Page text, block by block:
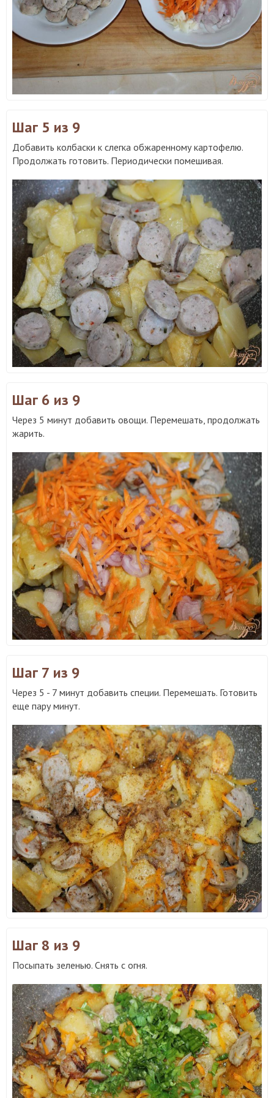
Шаг 5 из 9
Добавить колбаски к слегка обжаренному картофелю.
Продолжать готовить. Периодически помешивая.
Шаг 6 из 9
Через 5 минут добавить овощи. Перемешать, продолжать
жарить.
Шаг 7 из 9
Через 5 - 7 минут добавить специи. Перемешать. Готовить
еще пару минут.
Шаг 8 из 9
Посыпать зеленью. Снять с огня.